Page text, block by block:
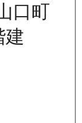
口町
建